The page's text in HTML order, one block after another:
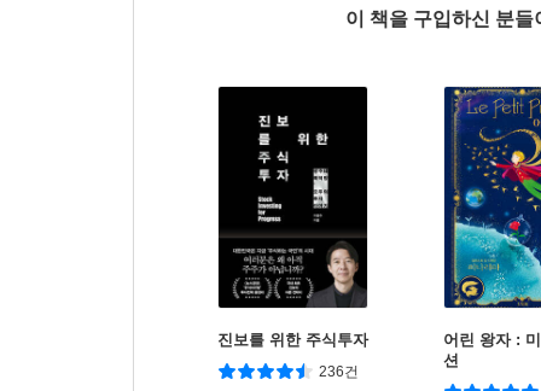
이 책을 구입하신 분
진보를 위한 주식투자
236건
어린 왕자 :
션